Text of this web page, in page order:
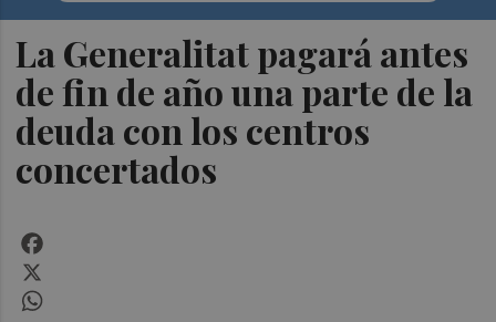
La Generalitat pagará antes
de fin de año una parte de la
deuda con los centros
concertados